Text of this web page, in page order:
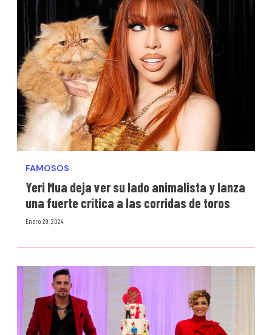
FAMOSOS
Yeri Mua deja ver su lado animalista y lanza
una fuerte crítica a las corridas de toros
Enero 29, 2024